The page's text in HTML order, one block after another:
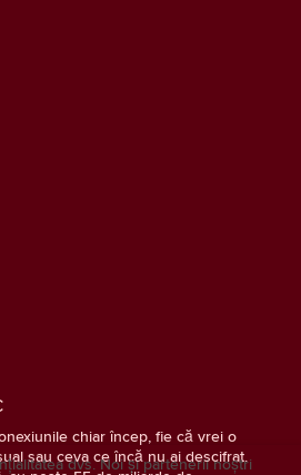
chiar încep, fie că vrei o
sau ceva ce încă nu ai descifrat.
dvs. Noi și partenerii noștri